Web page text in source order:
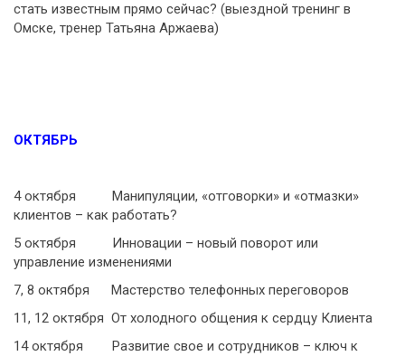
стать известным прямо сейчас? (выездной тренинг в
Омске, тренер Татьяна Аржаева)
ОКТЯБРЬ
4 октября Манипуляции, «отговорки» и «отмазки»
клиентов – как работать?
5 октября Инновации – новый поворот или
управление изменениями
7, 8 октября Мастерство телефонных переговоров
11, 12 октября От холодного общения к сердцу Клиента
14 октября Развитие свое и сотрудников – ключ к